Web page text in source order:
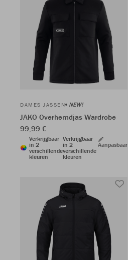
DAMES JASSEN NEW!
JAKO Overhemdjas Wardrobe
99,99 €
Verkrijgbaar
in 2
verschillende
kleuren
Verkrijgbaar
in 2
verschillende
kleuren
Aanpasbaar